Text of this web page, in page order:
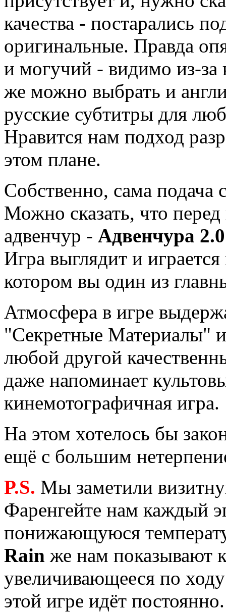
качества - постарались
оригинальные. Правда
и могучий - видимо из-за
же можно выбрать и
русские субтитры для
Нравится нам подход
этом плане.
Собственно, сама подача
Можно сказать, что
адвенчур - Адвенчура 2.0
Игра выглядит и
котором вы один из
Атмосфера в игре
"Секретные Материалы"
любой другой
даже напоминает
кинемотографичная игра.
На этом хотелось бы
ещё с большим
P.S. Мы заметили
Фаренгейте нам каждый
понижающуюся
Rain же нам показывают
увеличивающееся по
этой игре идёт постоянно.